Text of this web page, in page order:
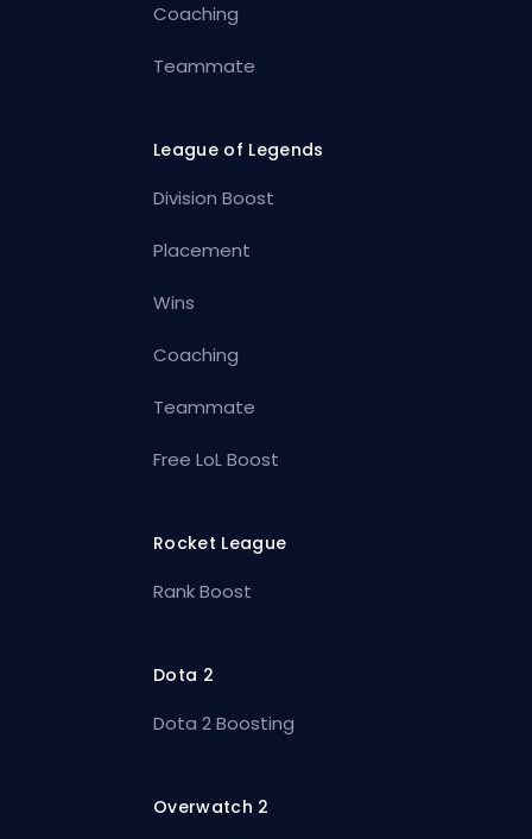
Coaching
Teammate
League of Legends
Division Boost
Placement
Wins
Coaching
Teammate
Free LoL Boost
Rocket League
Rank Boost
Dota 2
Dota 2 Boosting
Overwatch 2